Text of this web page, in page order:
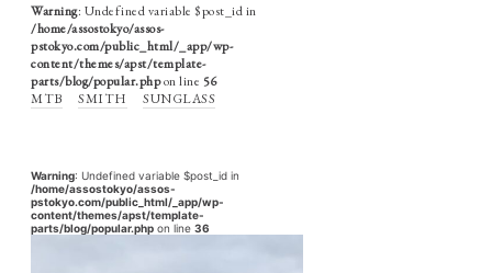
Warning: Undefined variable $post_id in
/home/assostokyo/assos-
pstokyo.com/public_html/_app/wp-
content/themes/apst/template-
parts/blog/popular.phpon line 56
MTB
SMITH SUNGLASS
Warning: Undefined variable $post_id in
/home/assostokyo/assos-
pstokyo.com/public_html/_app/wp-
content/themes/apst/template-
parts/blog/popular.php on line 36